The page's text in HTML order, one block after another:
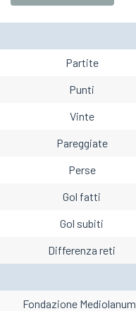
Partite
Punti
Vinte
Pareggiate
Perse
Gol fatti
Gol subiti
Differenza reti
Fondazione Mediolanum